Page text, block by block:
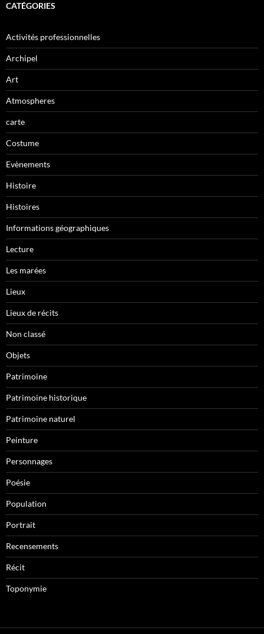
CATÉGORIES
Activités professionnelles
Archipel
Art
Atmospheres
carte
Costume
Evènements
Histoire
Histoires
Informations géographiques
Lecture
Les marées
Lieux
Lieux de récits
Non classé
Objets
Patrimoine
Patrimoine historique
Patrimoine naturel
Peinture
Personnages
Poésie
Population
Portrait
Recensements
Récit
Toponymie